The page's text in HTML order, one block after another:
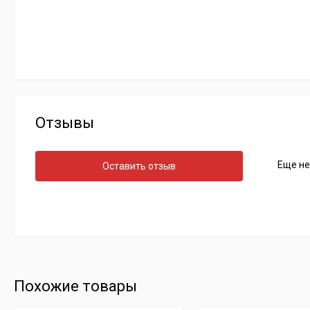
Отзывы
Оставить отзыв Еще
Похожие товары